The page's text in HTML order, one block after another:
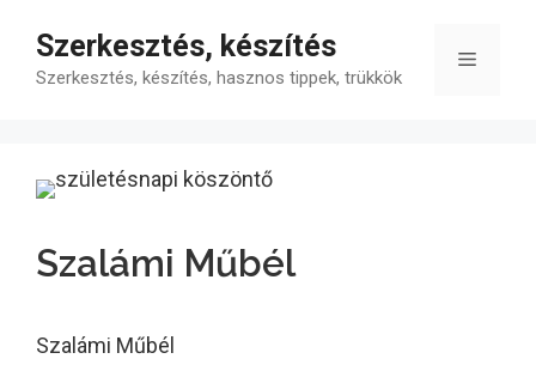
tartalomba
Szerkesztés, készítés
Szerkesztés, készítés, hasznos tippek, trükkök
Menü
Szalámi Műbél
Szalámi Műbél